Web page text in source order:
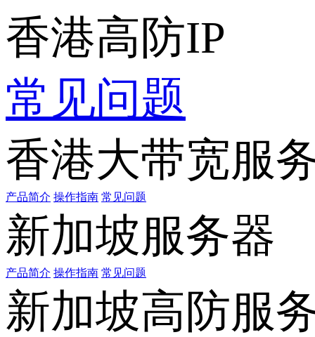
香港高防IP
常见问题
香港大带宽服
产品简介 操作指南 常见问题
新加坡服务器
产品简介 操作指南 常见问题
新加坡高防服